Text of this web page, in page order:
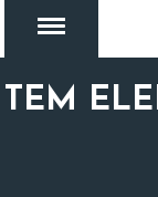
TEM
MENU